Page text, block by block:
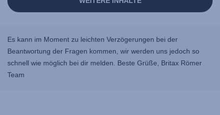
Es kann im Moment zu leichten Verzögerungen bei der
Beantwortung der Fragen kommen, wir werden uns jedoch so
schnell wie möglich bei dir melden. Beste Grüße, Britax Römer
Team